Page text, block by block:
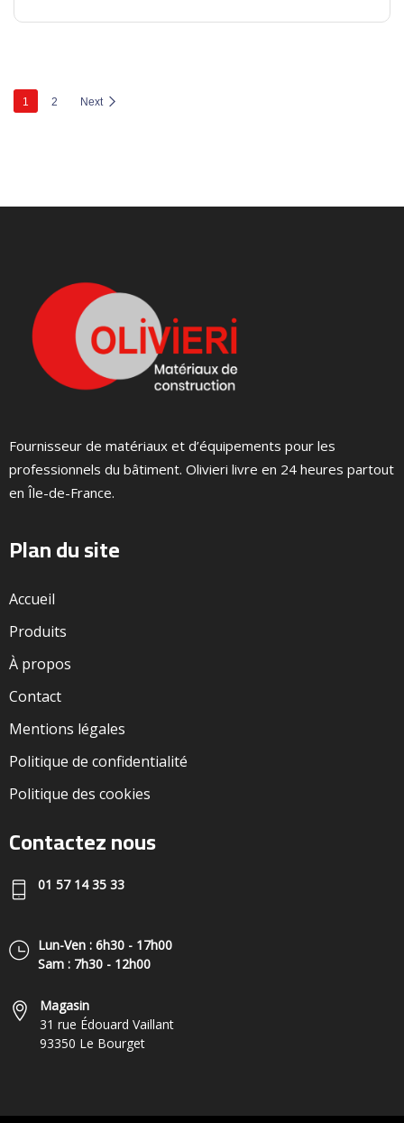
1 2 Next
Fournisseur de matériaux et d’équipements pour les
professionnels du bâtiment. Olivieri livre en 24 heures partout
en Île-de-France.
Plan du site
Accueil
Produits
À propos
Contact
Mentions légales
Politique de confidentialité
Politique des cookies
Contactez nous
01 57 14 35 33
Lun-Ven : 6h30 - 17h00
Sam : 7h30 - 12h00
Magasin
31 rue Édouard Vaillant
93350 Le Bourget